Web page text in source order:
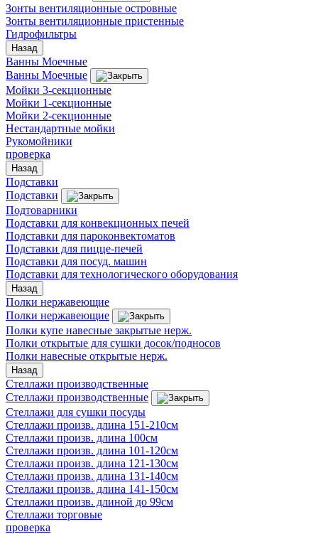
Зонты вентиляционные островные
Зонты вентиляционные пристенные
Гидрофильтры
Назад
Ванны Моечные
Ванны Моечные
Мойки 3-секционные
Мойки 1-секционные
Мойки 2-секционные
Нестандартные мойки
Рукомойники
проверка
Назад
Подставки
Подставки
Подтоварники
Подставки для конвекционных печей
Подставки для пароконвектоматов
Подставки для пицце-печей
Подставки для посуд. машин
Подставки для технологического оборудования
Назад
Полки нержавеющие
Полки нержавеющие
Полки купе навесные закрытые нерж.
Полки открытые для сушки досок/подносов
Полки навесные открытые нерж.
Назад
Стеллажи производственные
Стеллажи производственные
Стеллажи для сушки посуды
Стеллажи произв. длина 151-210см
Стеллажи произв. длина 100см
Стеллажи произв. длина 101-120см
Стеллажи произв. длина 121-130см
Стеллажи произв. длина 131-140см
Стеллажи произв. длина 141-150см
Стеллажи произв. длиной до 99см
Стеллажи торговые
проверка